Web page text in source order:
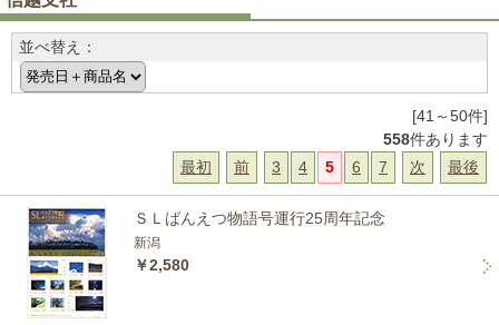
並べ替え：
[41～50件]
558件あります
最初
前 3 4 5 6 7 次 最後
ＳＬばんえつ物語号運行25周年記念
新潟
￥2,580